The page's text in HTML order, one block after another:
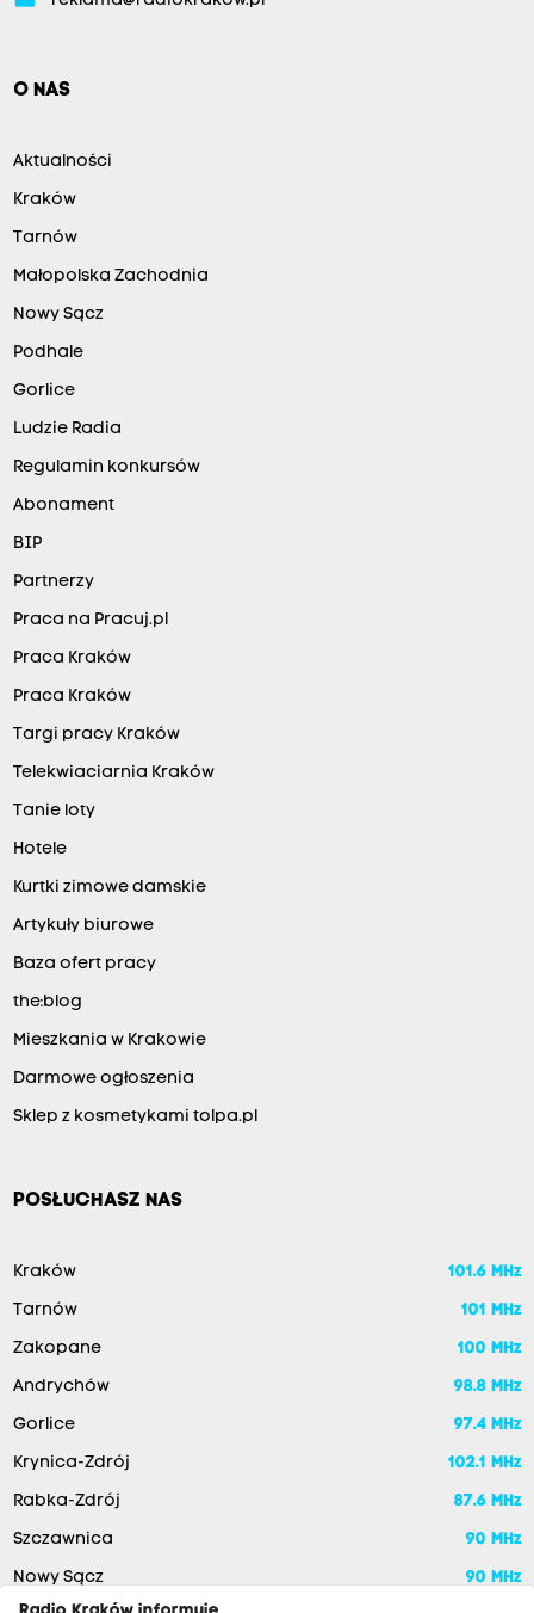
O NAS
Aktualności
Kraków
Tarnów
Małopolska Zachodnia
Nowy Sącz
Podhale
Gorlice
Ludzie Radia
Regulamin konkursów
Abonament
BIP
Partnerzy
Praca na Pracuj.pl
Praca Kraków
Praca Kraków
Targi pracy Kraków
Telekwiaciarnia Kraków
Tanie loty
Hotele
Kurtki zimowe damskie
Artykuły biurowe
Baza ofert pracy
the:blog
Mieszkania w Krakowie
Darmowe ogłoszenia
Sklep z kosmetykami tolpa.pl
POSŁUCHASZ NAS
Kraków 101.6 MHz
Tarnów 101 MHz
Zakopane 100 MHz
Andrychów 98.8 MHz
Gorlice 97.4 MHz
Krynica-Zdrój 102.1 MHz
Rabka-Zdrój 87.6 MHz
Szczawnica 90 MHz
Nowy Sącz
90 MHz